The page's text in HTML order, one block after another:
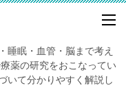
睡眠・血管・脳まで考え
薬の研究をおこなってい
いて分かりやすく解説し